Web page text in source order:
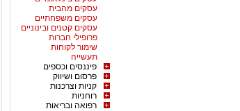
עסקים מהבית
עסקים משפחתיים
עסקים קטנים ובינוניים
פרופילי חברות
שימור לקוחות
תעשייה
פיננסים וכספים
פרסום ושיווק
קניות וצרכנות
רוחניות
רפואה ובריאות